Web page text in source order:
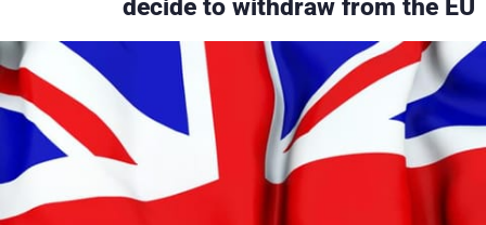
decide to withdraw from the EU
سياسة ناس
إقتصاد فن
منوعات رياضة
كأس العالم